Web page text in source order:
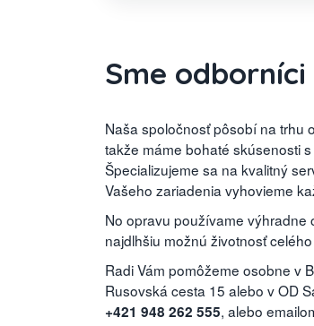
Sme
Naša spoločnosť pôsobí na trhu
takže máme bohaté skúsenosti
Špecializujeme sa na kvalitný
Vašeho zariadenia vyhovieme
No opravu používame výhradne
najdlhšiu možnú životnosť
Radi Vám pomôžeme osobne v
Rusovská cesta 15 alebo v OD
+421 948 262 555, alebo